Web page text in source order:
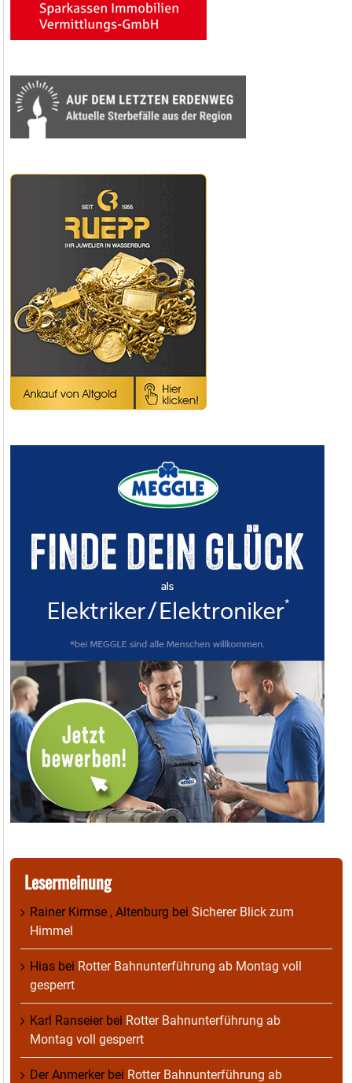
Lesermeinung
Rainer Kirmse , Altenburg bei Sicherer Blick zum
Himmel
Hias bei Rotter Bahnunterführung ab Montag voll
gesperrt
Karl Ranseierbei Rotter Bahnunterführung ab
Montag voll gesperrt
Der Anmerkerbei Rotter Bahnunterführung ab